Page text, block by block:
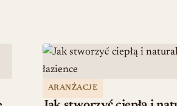
w atrakcyjnych cenach
ARANŻACJE
Jak stworzyć ciepłą i